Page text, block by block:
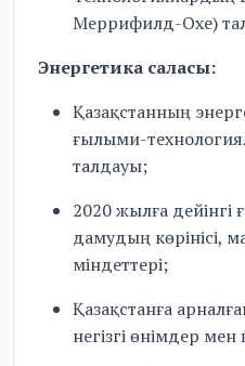
Меррифилд-Охе)
Энергетика саласы:
Қазақстанның
ғылыми-
талдауы;
2020 жылға
дамудың көрінісі,
міндеттері;
Қазақстанға
негізгі өнімдер